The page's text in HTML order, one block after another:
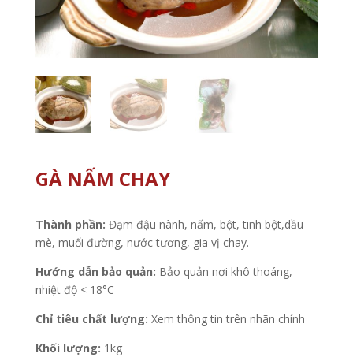
GÀ NẤM CHAY
Thành phần: Đạm đậu nành, nấm, bột, tinh bột,dầu
mè, muối đường, nước tương, gia vị chay.
Hướng dẫn bảo quản: Bảo quản nơi khô thoáng,
nhiệt độ < 18°C
Chỉ tiêu chất lượng: Xem thông tin trên nhãn chính
Khối lượng: 1kg